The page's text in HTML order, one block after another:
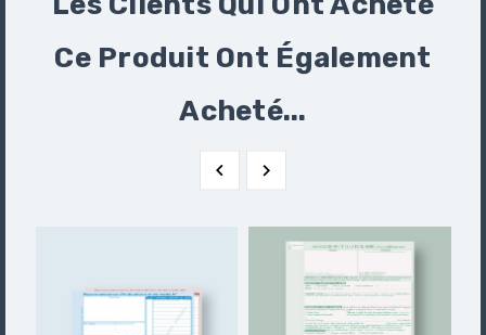
Ce Produit Ont Également
Acheté...
 